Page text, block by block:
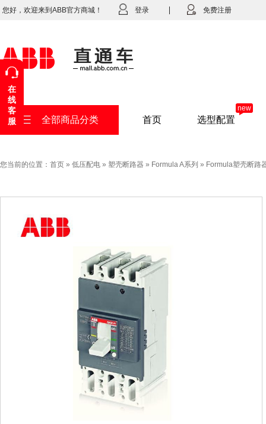
您好，欢迎来到ABB官方商城！ 登录 免费注册
全部商品分类 首页 选型配置
new
您当前的位置： 首页 » 低压配电 » 塑壳断路器 » Formula A系列 » Formula塑壳断路
在
线
客
服